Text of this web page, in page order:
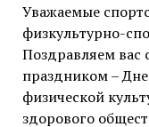
Уважаемые
физкультурно-
Поздравляем вас
праздником –
физической
здорового